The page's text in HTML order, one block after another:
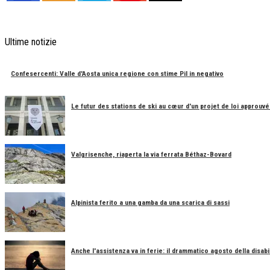
Ultime notizie
Confesercenti: Valle d'Aosta unica regione con stime Pil in negativo
Le futur des stations de ski au cœur d'un projet de loi approuvé
Valgrisenche, riaperta la via ferrata Béthaz-Bovard
Alpinista ferito a una gamba da una scarica di sassi
Anche l'assistenza va in ferie: il drammatico agosto della